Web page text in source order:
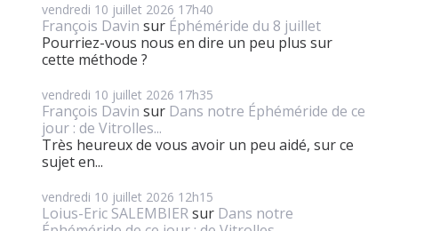
vendredi 10 juillet 2026 17h40
François Davin sur Éphéméride du 8 juillet
Pourriez-vous nous en dire un peu plus sur
cette méthode ?
vendredi 10 juillet 2026 17h35
François Davin sur Dans notre Éphéméride de ce
jour : de Vitrolles...
Très heureux de vous avoir un peu aidé, sur ce
sujet en...
vendredi 10 juillet 2026 12h15
Loius-Eric SALEMBIERsur Dans notre